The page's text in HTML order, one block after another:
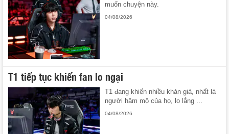
muốn chuyện này.
04/08/2026
T1 tiếp tục khiến fan lo ngại
T1 đang khiến nhiều khán giả, nhất là
người hâm mộ của họ, lo lắng ...
04/08/2026